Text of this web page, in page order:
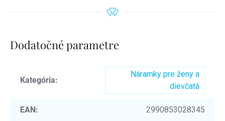
Dodatočné parametre
Kategória:
Náramky pre ženy a
dievčatá
EAN: 2990853028345